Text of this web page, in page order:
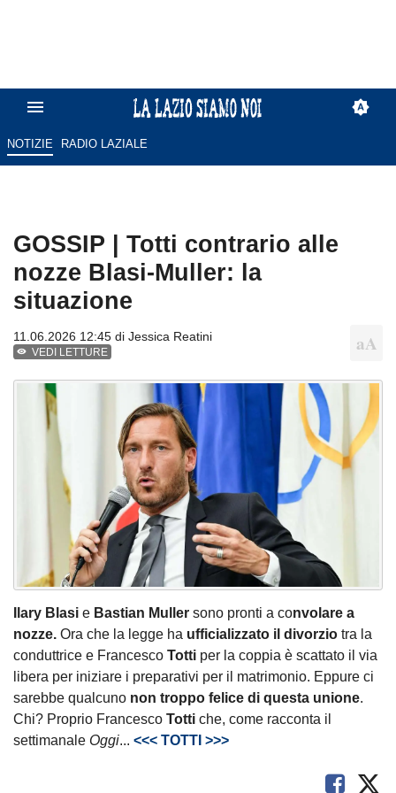
NOTIZIE RADIO LAZIALE
GOSSIP | Totti contrario alle
nozze Blasi-Muller: la
situazione
11.06.2026 12:45 di Jessica Reatini
VEDI LETTURE
Ilary Blasi e Bastian Muller sono pronti a convolare a
nozze. Ora che la legge ha ufficializzato il divorzio tra la
conduttrice e Francesco Totti per la coppia è scattato il via
libera per iniziare i preparativi per il matrimonio. Eppure ci
sarebbe qualcuno non troppo felice di questa unione.
Chi? Proprio Francesco Totti che, come racconta il
settimanale Oggi... <<< TOTTI >>>